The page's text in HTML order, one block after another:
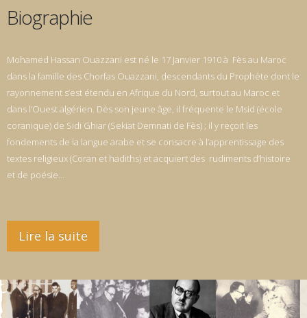
Biographie
Mohamed Hassan Ouazzani est né le 17 Janvier 1910 à Fès au Maroc
dans la famille des Chorfas Ouazzani, descendants du Prophète dont le
rayonnement s’est étendu en Afrique du Nord, surtout au Maroc et
dans l’Ouest algérien. Dès son jeune âge, il fréquente le Msid (école
coranique) de Sidi Ghiar (Sekiat Demnati de Fès) ; il y reçoit les
fondements de la langue arabe et se consacre à l’apprentissage des
textes religieux (Coran et hadiths) et acquiert des rudiments d’histoire
et de poésie…
Lire la suite